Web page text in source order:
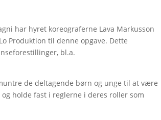
har hyret koreograferne Lava Markusson
Produktion til denne opgave. Dette
bl.a.
de deltagende børn og unge til at være
holde fast i reglerne i deres roller som